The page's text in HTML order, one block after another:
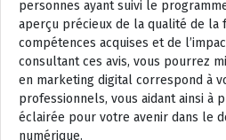
personnes ayant suivi le
aperçu précieux de la qualité de la
compétences acquises et de
consultant ces avis, vous pourrez
en marketing digital correspond à
professionnels, vous aidant ainsi à
éclairée pour votre avenir dans le
numérique.